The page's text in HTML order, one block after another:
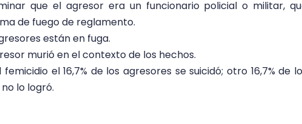
que el agresor era un funcionario policial o militar,
de fuego de reglamento.
están en fuga.
murió en el contexto de los hechos.
el 16,7% de los agresores se suicidó; otro 16,7% de
lo logró.